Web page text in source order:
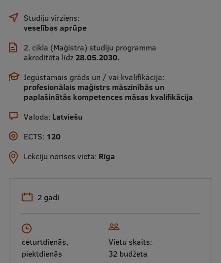
Kontakti
Mobile
galvenā
izvēlne
Studiju iespējas
Pamatstudiju programmas
Maģistra studiju programmas
Doktorantūra
Uzņemšana
Par RSU
Studiju virziens:
veselības aprūpe
2. cikla (Maģistra) studiju programma
akreditēta līdz 28.05.2030.
Iegūstamais grāds un / vai kvalifikācija:
profesionālais maģistrs māszinībās un
paplašinātās kompetences māsas kvalifikācija
Valoda: Latviešu
ECTS: 120
Lekciju norises vieta: Rīga
2 gadi
ceturtdienās,
piektdienās
Vietu skaits:
32 budžeta